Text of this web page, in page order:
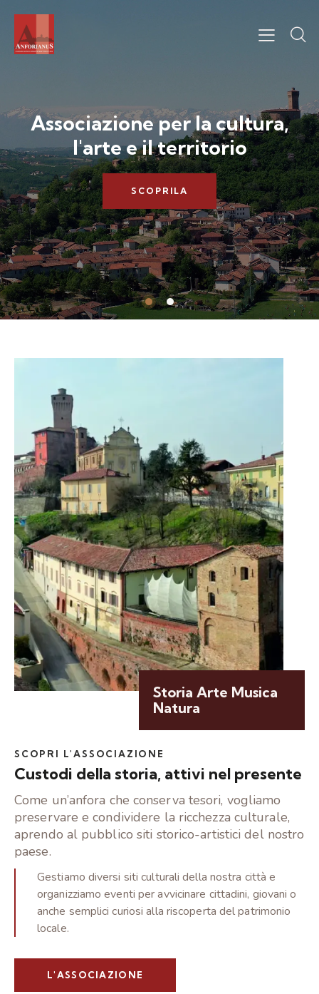
Associazione per la cultura,
l'arte e il territorio
SCOPRILA
Storia Arte Musica
Natura
SCOPRI L'ASSOCIAZIONE
Custodi della storia, attivi nel presente
Come un’anfora che conserva tesori, vogliamo
preservare e condividere la ricchezza culturale,
aprendo al pubblico siti storico-artistici del nostro
paese.
Gestiamo diversi siti culturali della nostra città e
organizziamo eventi per avvicinare cittadini, giovani o
anche semplici curiosi alla riscoperta del patrimonio
locale.
L'ASSOCIAZIONE